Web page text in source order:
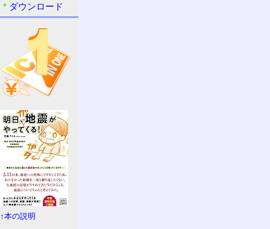
ダウンロード
↑本の説明